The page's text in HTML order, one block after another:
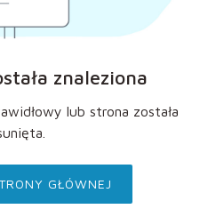
znaleziona
lub strona została
GŁÓWNEJ